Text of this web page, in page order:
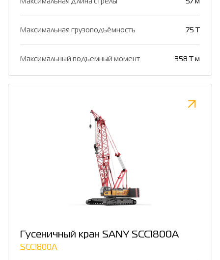
Максимальная длина стрелы 57 м
Максимальная грузоподъёмность 75 Т
Максимальный подъемный момент 358 Т·м
Гусеничный кран SANY SCC1800A
SCC1800A